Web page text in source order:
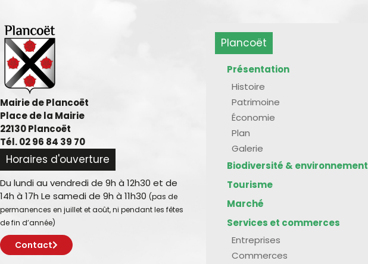
Mairie de Plancoët
Place de la Mairie
22130 Plancoët
Tél. 02 96 84 39 70
Horaires d'ouverture
Du lundi au vendredi de 9h à 12h30 et de
14h à 17h Le samedi de 9h à 11h30 (pas de
permanences en juillet et août, ni pendant les fêtes
de fin d’année)
Contact
Plancoët
Présentation
Histoire
Patrimoine
Économie
Plan
Galerie
Biodiversité & environnement
Tourisme
Marché
Services et commerces
Entreprises
Commerces